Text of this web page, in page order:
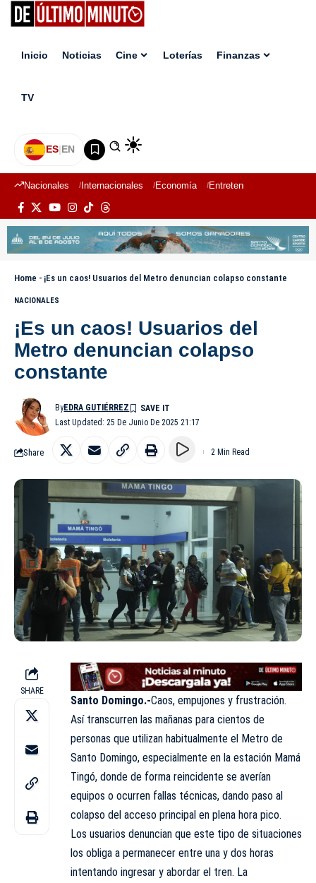
Inicio Noticias Cine Loterías Finanzas
TV
ES|EN
Nacionales Internacionales Economía Entretenimiento
Home - ¡Es un caos! Usuarios del Metro denuncian colapso constante
NACIONALES
¡Es un caos! Usuarios del
Metro denuncian colapso
constante
Last Updated: 25 De Junio De 2025 21:17
ByEDRA GUTIÉRREZ
Share 2 Min Read
SHARE
Santo Domingo.-Caos, empujones y frustración.
Así transcurren las mañanas para cientos de
personas que utilizan habitualmente el Metro de
Santo Domingo, especialmente en la estación Mamá
Tingó, donde de forma reincidente se averían
equipos o ocurren fallas técnicas, dando paso al
colapso del acceso principal en plena hora pico.
Los usuarios denuncian que este tipo de situaciones
los obliga a permanecer entre una y dos horas
intentando ingresar y abordar el tren. La